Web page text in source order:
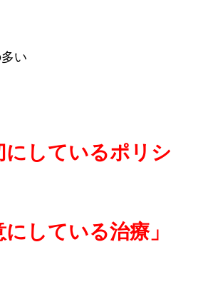
い
にしているポリシ
にしている治療」